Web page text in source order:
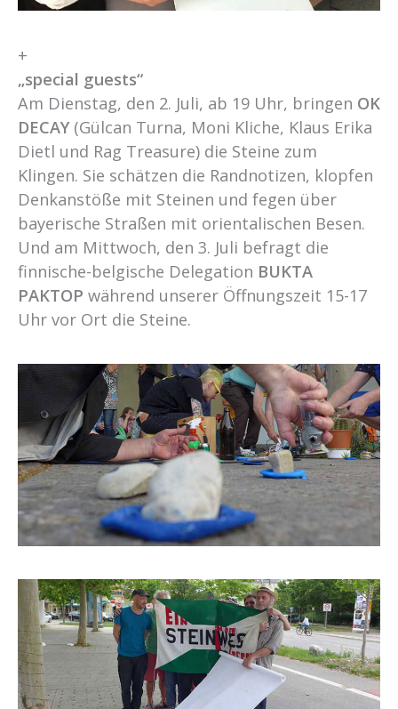
+
„special guests“
Am Dienstag, den 2. Juli, ab 19 Uhr, bringen OK
DECAY(Gülcan Turna, Moni Kliche, Klaus Erika
Dietl und Rag Treasure) die Steine zum
Klingen. Sie schätzen die Randnotizen, klopfen
Denkanstöße mit Steinen und fegen über
bayerische Straßen mit orientalischen Besen.
Und am Mittwoch, den 3. Juli befragt die
finnische-belgische Delegation BUKTA
PAKTOP während unserer Öffnungszeit 15-17
Uhr vor Ort die Steine.